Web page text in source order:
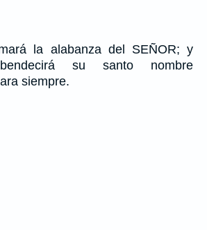
la alabanza del SEÑOR; y
su santo nombre
siempre.